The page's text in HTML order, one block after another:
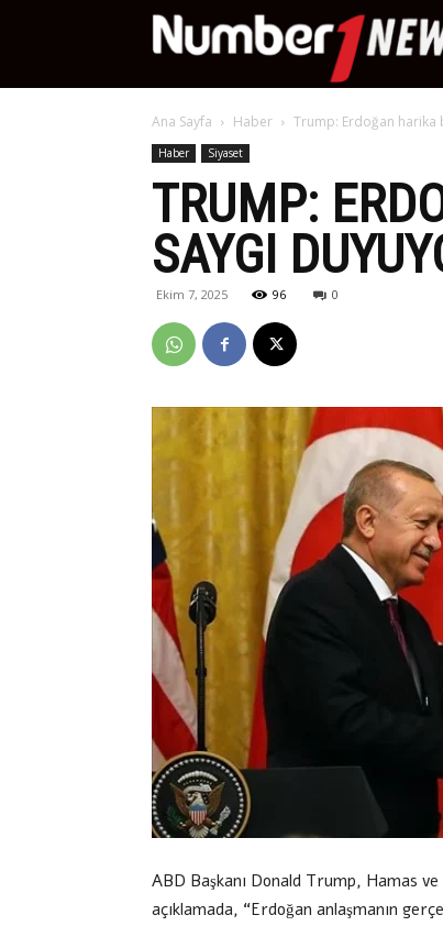
Ana Sayfa Haber Trump: Erdoğan harika
Haber Siyaset
TRUMP:
SAYGI
Ekim 7, 2025 96 0
ABD Başkanı Donald Trump, Hamas
açıklamada, “Erdoğan anlaşmanın